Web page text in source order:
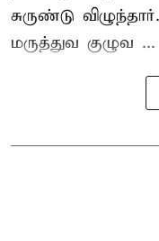
சுருண்டு
மருத்துவ குழுவ ...